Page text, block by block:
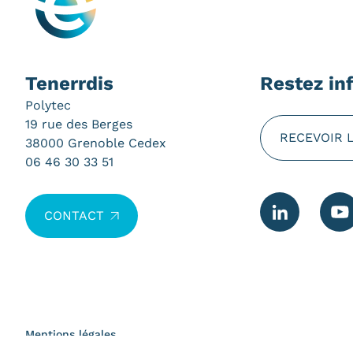
Tenerrdis
Polytec
19 rue des Berges
38000 Grenoble Cedex
06 46 30 33 51
CONTACT
Restez
RECEVOIR
Mentions légales